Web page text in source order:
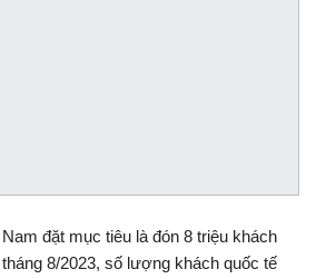
đặt mục tiêu là đón 8 triệu khách
8/2023, số lượng khách quốc tế